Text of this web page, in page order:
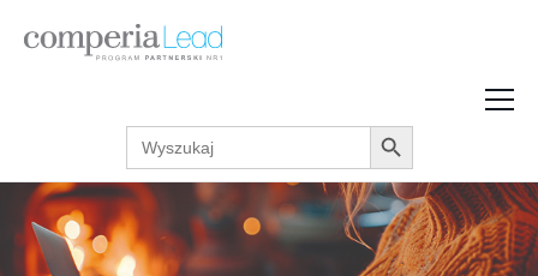
Strefa Wiedzy
Podcasty
Zarabiaj w internecie
Akcje promocyjne
Search
for:
Search Button